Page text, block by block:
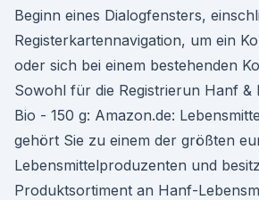
Beginn eines Dialogfensters,
Registerkartennavigation, um ein
oder sich bei einem bestehenden
Sowohl für die Registrierun Hanf
Bio - 150 g: Amazon.de:
gehört Sie zu einem der größten
Lebensmittelproduzenten und
Produktsortiment an Hanf-